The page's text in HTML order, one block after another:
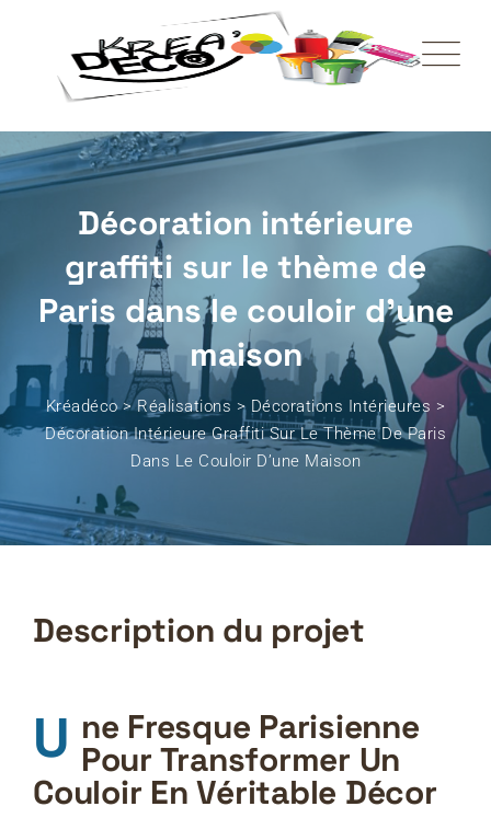
Décoration intérieure
graffiti sur le thème de
Paris dans le couloir d’une
maison
Kréadéco>Réalisations > Décorations Intérieures >
Décoration Intérieure Graffiti Sur Le Thème De Paris
Dans Le Couloir D’une Maison
Description du projet
Une Fresque Parisienne Pour Transformer Un
Couloir En Véritable Décor